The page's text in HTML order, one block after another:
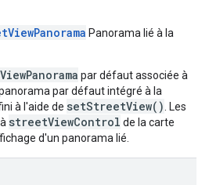
Panorama lié à la
par défaut associée à
par défaut intégré à la
à l'aide de setStreetView()
. Les
streetViewControl de la carte
d'un panorama lié.